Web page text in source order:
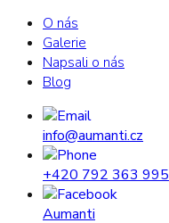
O nás
Galerie
Napsali o nás
Blog
info@aumanti.cz
+420 792 363 995
Aumanti